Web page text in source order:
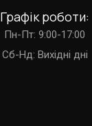
Графік роботи:
Пн-Пт: 9:00-17:00
Cб-Нд: Вихідні дні